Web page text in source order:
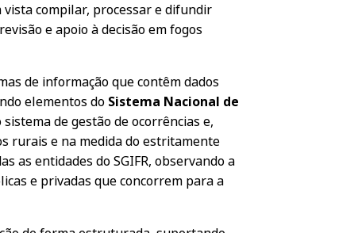
vista compilar, processar e difundir
e apoio à decisão em fogos
de informação que contêm dados
elementos do Sistema Nacional de
de gestão de ocorrências e,
rurais e na medida do estritamente
as entidades do SGIFR, observando a
e privadas que concorrem para a